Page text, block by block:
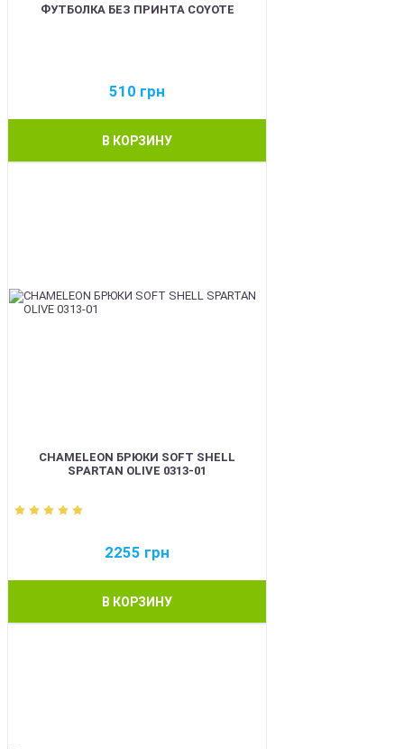
ФУТБОЛКА БЕЗ ПРИНТА COYOTE
510 грн
В КОРЗИНУ
CHAMELEON БРЮКИ SOFT SHELL
SPARTAN OLIVE 0313-01
2255 грн
В КОРЗИНУ